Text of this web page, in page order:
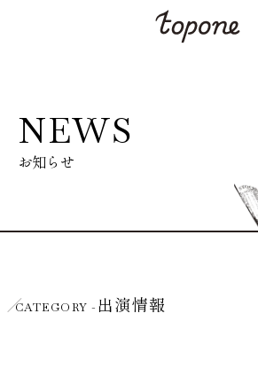
NEWS
お知らせ
CATEGORY - 出演情報